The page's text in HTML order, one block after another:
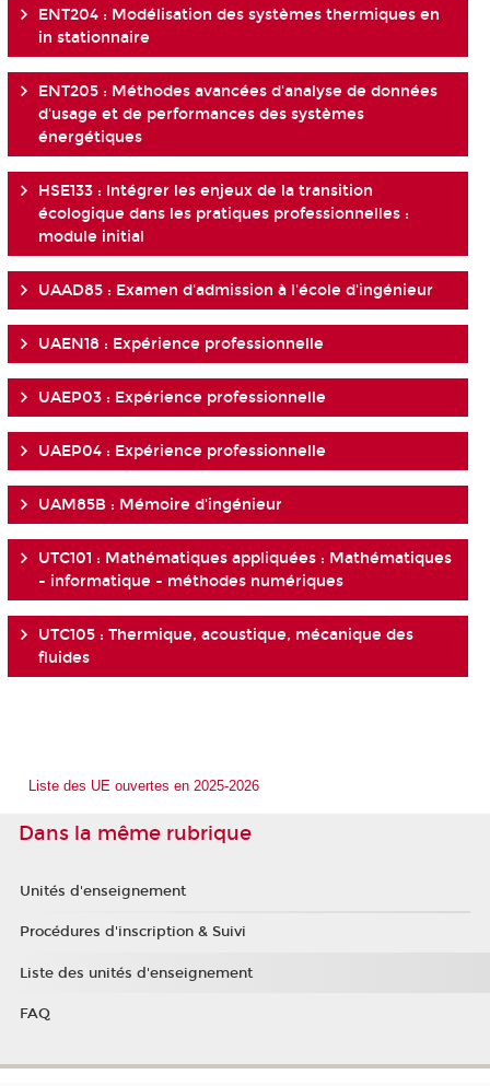
ENT204 : Modélisation des systèmes thermiques en
in stationnaire
ENT205 : Méthodes avancées d'analyse de données
d'usage et de performances des systèmes
énergétiques
HSE133 : Intégrer les enjeux de la transition
écologique dans les pratiques professionnelles :
module initial
UAAD85 : Examen d'admission à l'école d'ingénieur
UAEN18 : Expérience professionnelle
UAEP03 : Expérience professionnelle
UAEP04 : Expérience professionnelle
UAM85B : Mémoire d'ingénieur
UTC101 : Mathématiques appliquées : Mathématiques
- informatique - méthodes numériques
UTC105 : Thermique, acoustique, mécanique des
fluides
Liste des UE ouvertes en 2025-2026
Dans la même rubrique
Unités d'enseignement
Procédures d'inscription & Suivi
Liste des unités d'enseignement
FAQ